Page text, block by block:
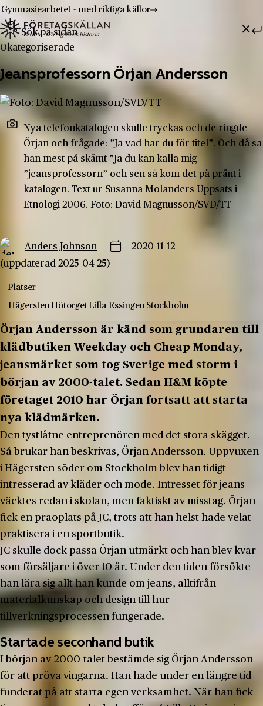
Hoppa till innehåll
Till innehåll
Gymnasiearbetet - med riktiga källor
Sök efter:
Okategoriserade
Jeansprofessorn Örjan Andersson
Nya telefonkatalogen skulle tryckas och de ringde
Örjan och frågade: ”Ja vad har du för titel”. Och då sa
han mest på skämt ”Ja du kan kalla mig
”jeansprofessorn” och sen så kom det på pränt i
katalogen. Text ur Susanna Molanders Uppsats i
Etnologi 2006. Foto: David Magnusson/SVD/TT
Anders Johnson
2020-11-12
(uppdaterad 2025-04-25)
Platser
Hägersten Hötorget Lilla Essingen Stockholm
Örjan Andersson är känd som grundaren till
klädbutiken Weekday och Cheap Monday,
jeansmärket som tog Sverige med storm i
början av 2000-talet. Sedan H&M köpte
företaget 2010 har Örjan fortsatt att starta
nya klädmärken.
Den tystlåtne entreprenören med det stora skägget.
Så brukar han beskrivas, Örjan Andersson. Uppvuxen
i Hägersten söder om Stockholm blev han tidigt
intresserad av kläder och mode. Intresset för jeans
väcktes redan i skolan, men faktiskt av misstag. Örjan
fick en praoplats på JC, trots att han helst hade velat
praktisera i en sportbutik.
JC skulle dock passa Örjan utmärkt och han blev kvar
som försäljare i över 10 år. Under den tiden försökte
han lära sig allt han kunde om jeans, alltifrån
materialkunskap och design till hur
tillverkningsprocessen fungerade.
Startade seconhand butik
I början av 2000-talet bestämde sig Örjan Andersson
för att pröva vingarna. Han hade under en längre tid
funderat på att starta egen verksamhet. När han fick